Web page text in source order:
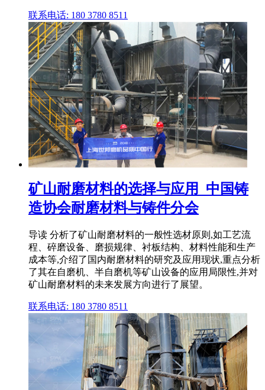
联系电话: 180 3780 8511
矿山耐磨材料的选择与应用_中国铸
造协会耐磨材料与铸件分会
导读 分析了矿山耐磨材料的一般性选材原则,如工艺流
程、碎磨设备、磨损规律、衬板结构、材料性能和生产
成本等,介绍了国内耐磨材料的研究及应用现状,重点分析
了其在自磨机、半自磨机等矿山设备的应用局限性,并对
矿山耐磨材料的未来发展方向进行了展望。
联系电话: 180 3780 8511